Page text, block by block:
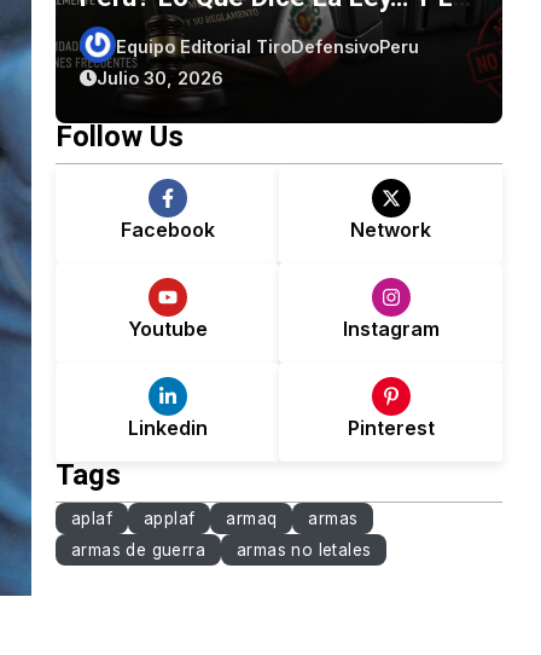
Menos De 2 Minutos: El Secreto
Detrás Del Desgaste
CZ99 Julio 26, 2026
Follow Us
Facebook Network
Youtube Instagram
Linkedin Pinterest
Tags
aplaf applaf armaq
armas
armas de guerra
armas no letales